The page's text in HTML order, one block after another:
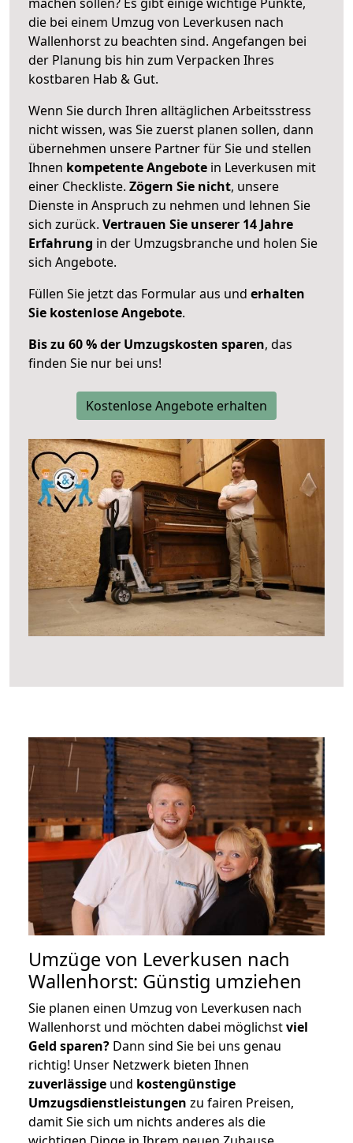
die bei einem Umzug von Leverkusen nach
Wallenhorst zu beachten sind. Angefangen bei
der Planung bis hin zum Verpacken Ihres
kostbaren Hab & Gut.
Wenn Sie durch Ihren alltäglichen Arbeitsstress
nicht wissen, was Sie zuerst planen sollen, dann
übernehmen unsere Partner für Sie und stellen
Ihnen kompetente Angebote in Leverkusen mit
einer Checkliste. Zögern Sie nicht, unsere
Dienste in Anspruch zu nehmen und lehnen Sie
sich zurück. Vertrauen Sie unserer 14 Jahre
Erfahrung in der Umzugsbranche und holen Sie
sich Angebote.
Füllen Sie jetzt das Formular aus und erhalten
Sie kostenlose Angebote.
Bis zu 60 % der Umzugskosten sparen, das
finden Sie nur bei uns!
Kostenlose Angebote erhalten
Umzüge von Leverkusen nach
Wallenhorst: Günstig umziehen
Sie planen einen Umzug von Leverkusen nach
Wallenhorst und möchten dabei möglichstviel
Geld sparen? Dann sind Sie bei uns genau
richtig! Unser Netzwerk bieten Ihnen
zuverlässige und kostengünstige
Umzugsdienstleistungen zu fairen Preisen,
damit Sie sich um nichts anderes als die